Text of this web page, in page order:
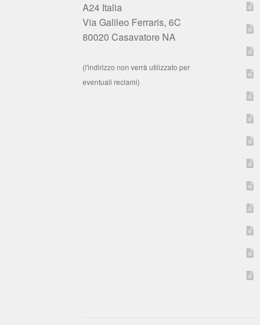
A24 Italia
Via Galileo Ferraris, 6C
80020 Casavatore NA
(l'indirizzo non verrà utilizzato per
eventuali reclami)